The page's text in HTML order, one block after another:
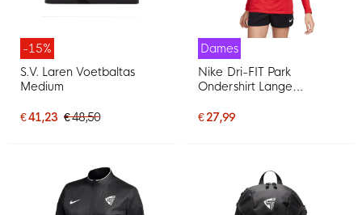
-15%
S.V. Laren Voetbaltas
Medium
€ 41,23 € 48,50
Dames
Nike Dri-FIT Park
Ondershirt Lange
Wit
€ 27,99